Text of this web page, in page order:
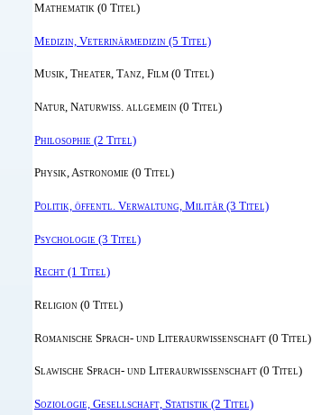
Mathematik (0 Titel)
Medizin, Veterinärmedizin (5 Titel)
Musik, Theater, Tanz, Film (0 Titel)
Natur, Naturwiss. allgemein (0 Titel)
Philosophie (2 Titel)
Physik, Astronomie (0 Titel)
Politik, öffentl. Verwaltung, Militär (3 Titel)
Psychologie (3 Titel)
Recht (1 Titel)
Religion (0 Titel)
Romanische Sprach- und Literaurwissenschaft (0 Titel)
Slawische Sprach- und Literaurwissenschaft (0 Titel)
Soziologie, Gesellschaft, Statistik (2 Titel)